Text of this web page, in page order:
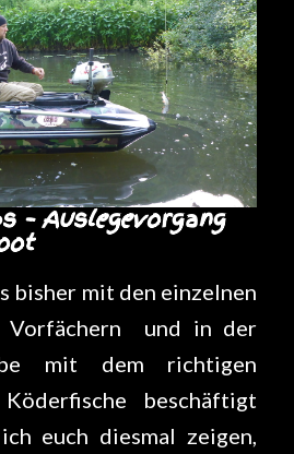
– Auslegevorgang
bisher mit den einzelnen
Vorfächern und in der
mit dem richtigen
beschäftigt
euch diesmal zeigen,